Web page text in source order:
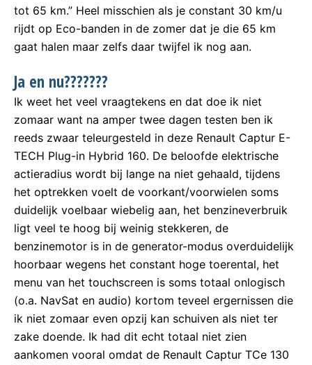
tot 65 km.” Heel misschien als je constant 30 km/u
rijdt op Eco-banden in de zomer dat je die 65 km
gaat halen maar zelfs daar twijfel ik nog aan.
Ja en nu???????
Ik weet het veel vraagtekens en dat doe ik niet
zomaar want na amper twee dagen testen ben ik
reeds zwaar teleurgesteld in deze Renault Captur E-
TECH Plug-in Hybrid 160. De beloofde elektrische
actieradius wordt bij lange na niet gehaald, tijdens
het optrekken voelt de voorkant/voorwielen soms
duidelijk voelbaar wiebelig aan, het benzineverbruik
ligt veel te hoog bij weinig stekkeren, de
benzinemotor is in de generator-modus overduidelijk
hoorbaar wegens het constant hoge toerental, het
menu van het touchscreen is soms totaal onlogisch
(o.a. NavSat en audio) kortom teveel ergernissen die
ik niet zomaar even opzij kan schuiven als niet ter
zake doende. Ik had dit echt totaal niet zien
aankomen vooral omdat de Renault Captur TCe 130